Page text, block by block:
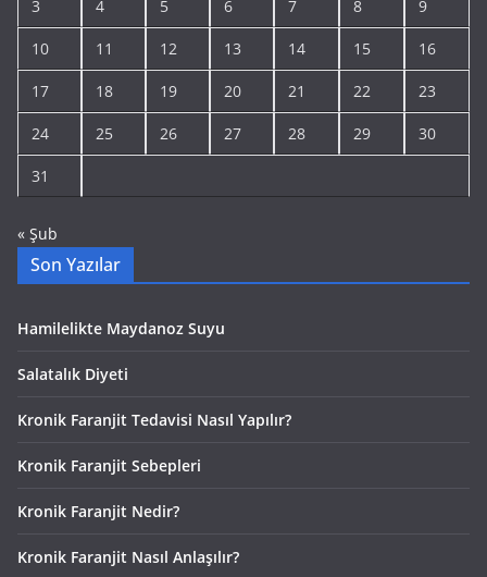
3 4 5 6 7 8 9
10 11 12 13 14 15 16
17 18 19 20 21 22 23
24 25 26 27 28 29 30
31
« Şub
Son Yazılar
Hamilelikte Maydanoz Suyu
Salatalık Diyeti
Kronik Faranjit Tedavisi Nasıl Yapılır?
Kronik Faranjit Sebepleri
Kronik Faranjit Nedir?
Kronik Faranjit Nasıl Anlaşılır?